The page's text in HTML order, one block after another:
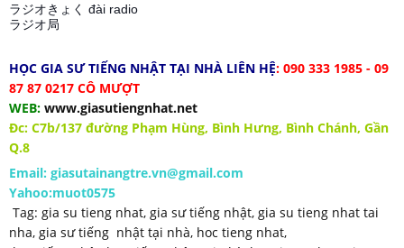
ラジオきょく đài radio
ラジオ局
HỌC GIA SƯ TIẾNG NHẬT TẠI NHÀ LIÊN HỆ: 090 333 1985 - 09
87 87 0217 CÔ MƯỢT
WEB: www.giasutiengnhat.net
Đc: C7b/137 đường Phạm Hùng, Bình Hưng, Bình Chánh, Gần
Q.8
Email: giasutainangtre.vn@gmail.com
Yahoo:muot0575
Tag: gia su tieng nhat, gia sư tiếng nhật, gia su tieng nhat tai
nha, gia sư tiếng nhật tại nhà, hoc tieng nhat,